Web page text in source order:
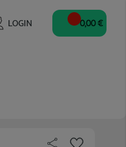
LOGIN 0,00 €